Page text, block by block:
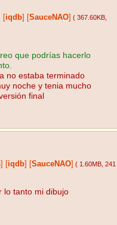
iqdb SauceNAO ( 367.60KB
que podrías hacerlo
no estaba terminado
noche y tenia mucho
final
iqdb SauceNAO ( 1.60MB , 241
lo tanto mi dibujo